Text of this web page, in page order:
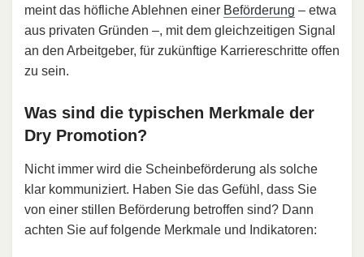
meint das höfliche Ablehnen einer Beförderung – etwa
aus privaten Gründen –, mit dem gleichzeitigen Signal
an den Arbeitgeber, für zukünftige Karriereschritte offen
zu sein.
Was sind die typischen Merkmale der
Dry Promotion?
Nicht immer wird die Scheinbeförderung als solche
klar kommuniziert. Haben Sie das Gefühl, dass Sie
von einer stillen Beförderung betroffen sind? Dann
achten Sie auf folgende Merkmale und Indikatoren: